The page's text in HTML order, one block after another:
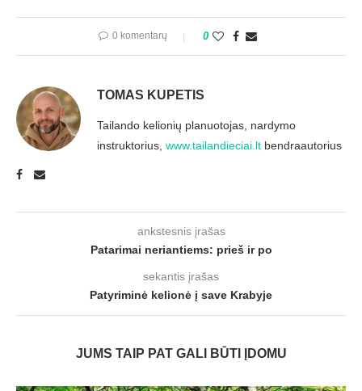
0 komentarų 0
TOMAS KUPETIS
Tailando kelionių planuotojas, nardymo
instruktorius, www.tailandieciai.lt bendraautorius
ankstesnis įrašas
Patarimai neriantiems: prieš ir po
sekantis įrašas
Patyriminė kelionė į save Krabyje
JUMS TAIP PAT GALI BŪTI ĮDOMU